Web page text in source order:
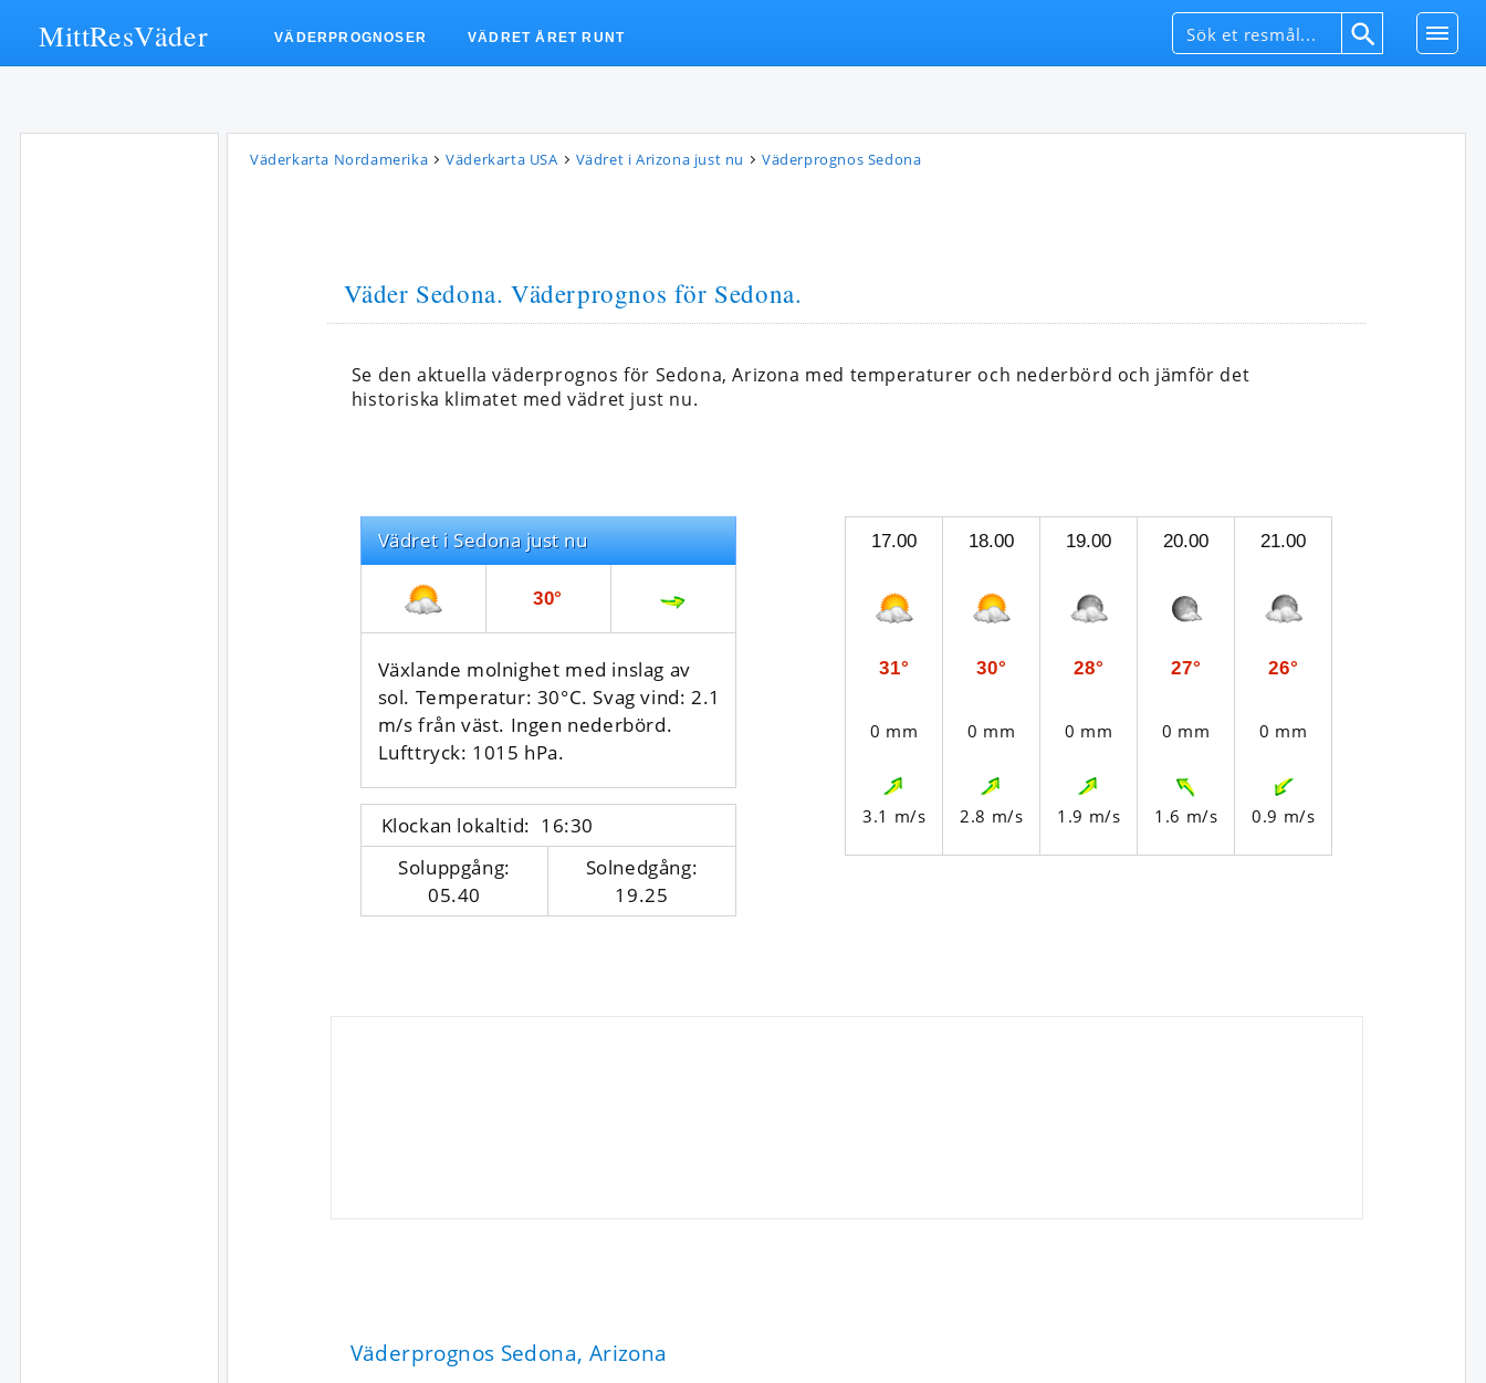
Väderkarta Nordamerika Väderkarta USA Vädret i Arizona just nu Väderprognos Sedona
Väder Sedona. Väderprognos för Sedona.
Se den aktuella väderprognos för Sedona, Arizona med temperaturer och nederbörd och jämför det
historiska klimatet med vädret just nu.
Vädret i Sedona just nu
30°
Växlande molnighet med inslag av
sol. Temperatur: 30°C. Svag vind: 2.1
m/s från väst. Ingen nederbörd.
Lufttryck: 1015 hPa.
Klockan lokaltid: 16:30
Soluppgång:
05.40
Solnedgång:
19.25
17.00
31°
0 mm
3.1 m/s
18.00
30°
0 mm
2.8 m/s
19.00
28°
0 mm
1.9 m/s
20.00
27°
0 mm
1.6 m/s
21.00
26°
0 mm
0.9 m/s
Väderprognos Sedona, Arizona
MittResVäder VÄDERPROGNOSER VÄDRET ÅRET RUNT